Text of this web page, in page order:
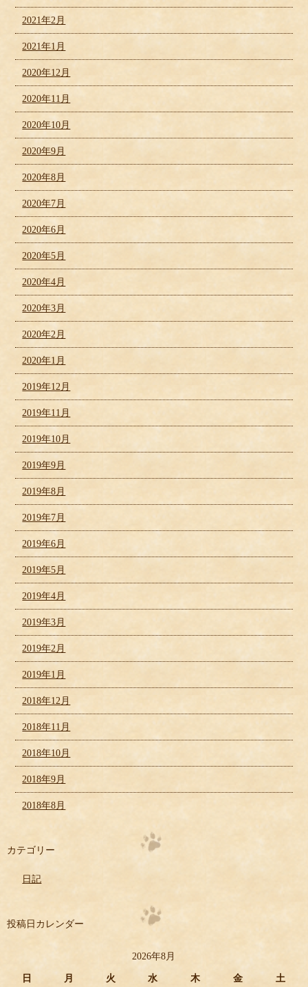
2021年2月
2021年1月
2020年12月
2020年11月
2020年10月
2020年9月
2020年8月
2020年7月
2020年6月
2020年5月
2020年4月
2020年3月
2020年2月
2020年1月
2019年12月
2019年11月
2019年10月
2019年9月
2019年8月
2019年7月
2019年6月
2019年5月
2019年4月
2019年3月
2019年2月
2019年1月
2018年12月
2018年11月
2018年10月
2018年9月
2018年8月
カテゴリー
日記
投稿日カレンダー
2026年8月
日 月 火 水 木 金 土